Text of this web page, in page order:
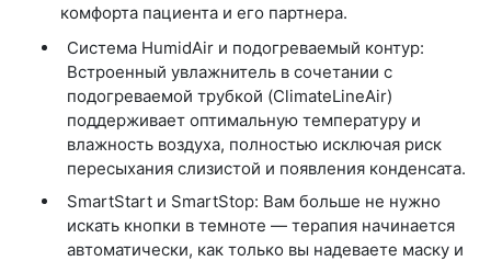
комфорта пациента и его партнера.
Система HumidAir и подогреваемый контур:
Встроенный увлажнитель в сочетании с
подогреваемой трубкой (ClimateLineAir)
поддерживает оптимальную температуру и
влажность воздуха, полностью исключая риск
пересыхания слизистой и появления конденсата.
SmartStart и SmartStop: Вам больше не нужно
искать кнопки в темноте — терапия начинается
автоматически, как только вы надеваете маску и